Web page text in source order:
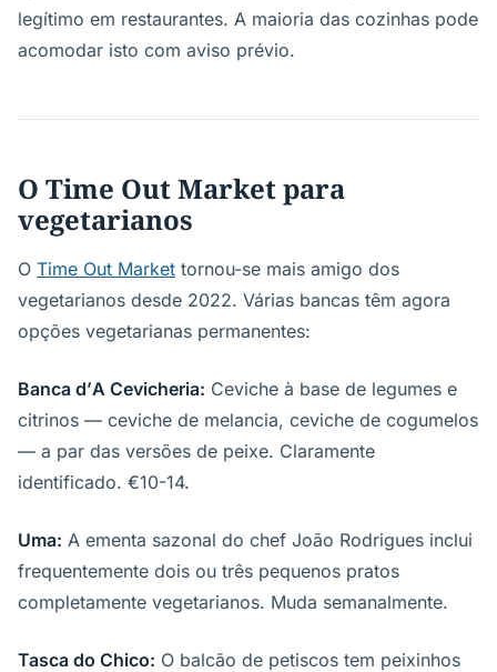
legítimo em restaurantes. A maioria das cozinhas pode
acomodar isto com aviso prévio.
O Time Out Market para
vegetarianos
O Time Out Market tornou-se mais amigo dos
vegetarianos desde 2022. Várias bancas têm agora
opções vegetarianas permanentes:
Banca d’A Cevicheria: Ceviche à base de legumes e
citrinos — ceviche de melancia, ceviche de cogumelos
— a par das versões de peixe. Claramente
identificado. €10-14.
Uma: A ementa sazonal do chef João Rodrigues inclui
frequentemente dois ou três pequenos pratos
completamente vegetarianos. Muda semanalmente.
Tasca do Chico: O balcão de petiscos tem peixinhos